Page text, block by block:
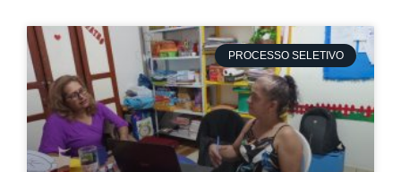
PROCESSO SELETIVO